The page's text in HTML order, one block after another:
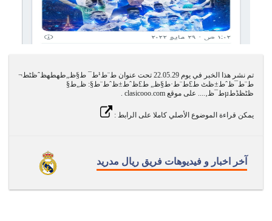
تم نشر هذا الخبر في يوم 22.05.29 تحت عنوان ط¨ط¹ط¯ ط§ظ„طھطھظˆظٹط¬
ط¨ط¯ظˆط±ظٹ ط£ط¨ط·ط§ظ„ ط£ظˆط±ظˆط¨ط§: ظ„ط§
ظٹظڈطµط¯ظ‚.... على موقع clasicooo.com .
يمكن قراءة الموضوع الأصلي كاملا على الرابط :
آخر اخبار و فيديوهات فريق ريال مدريد